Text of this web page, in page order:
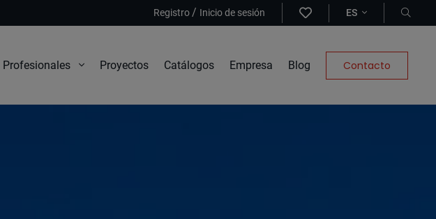
Registro/ Inicio de sesión ES
Profesionales Proyectos Catálogos Empresa Blog Contacto